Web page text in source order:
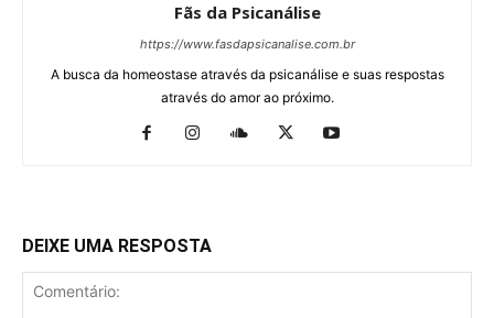
Fãs da Psicanálise
https://www.fasdapsicanalise.com.br
A busca da homeostase através da psicanálise e suas respostas
através do amor ao próximo.
DEIXE UMA RESPOSTA